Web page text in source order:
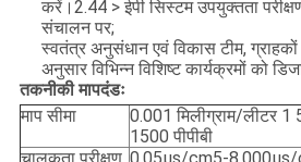
करें।2.44 > ईपी सिस्टम उपयुक्तता
संचालन पर;
स्वतंत्र अनुसंधान एवं विकास टीम,
अनुसार विभिन्न विशिष्ट कार्यक्रमों को
तकनीकी मापदंडः
माप सीमा
0.001 मिलीग्राम/लीटर 1
1500 पीपीबी